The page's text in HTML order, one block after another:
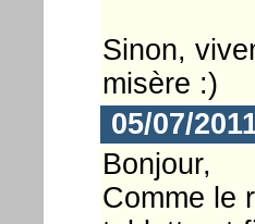
Sinon,
misère :)
05/07/
Bonjour,
Comme le